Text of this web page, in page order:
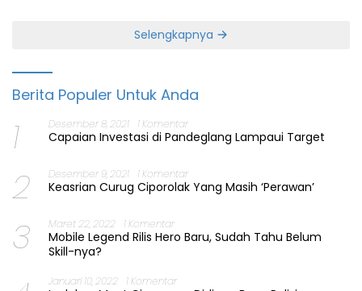
Selengkapnya
Berita Populer Untuk Anda
1 Desember 8, 2021 1 Komentar
Capaian Investasi di Pandeglang Lampaui Target
2 Desember 9, 2021 1 Komentar
Keasrian Curug Ciporolak Yang Masih ‘Perawan’
3 Maret 22, 2022 1 Komentar
Mobile Legend Rilis Hero Baru, Sudah Tahu Belum
Skill-nya?
Januari 10, 2022 1 Komentar